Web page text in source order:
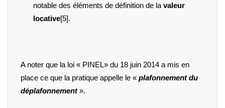
notable des éléments de définition de la valeur
locative[5].
A noter que la loi « PINEL» du 18 juin 2014 a mis en
place ce que la pratique appelle le « plafonnement du
déplafonnement ».